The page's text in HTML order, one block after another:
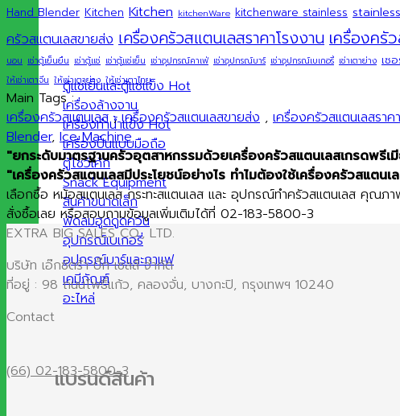
ตู้แช่เย็นและตู้แช่แข็ง
เครื่องล้างจาน
เครื่องทำน้ำแข็ง
เครื่องปั่นแบบมือถือ
ตู้โชว์เค้ก
Snack Equipment
สินค้าขนาดเล็ก
พัดลมฮูดดูดควัน
อุปกรณ์เบเกอรี่
อุปกรณ์บาร์และกาแฟ
เคมีภัณฑ์
อะไหล่
แบรนด์สินค้า
Hand Blender Kitchen Kitchen kitchenWare kitchenware stainless
ครัวสแตนเลสขายส่ง เครื่องครัวสแตนเลสราคาโรงงาน เครื่องครั
นอน เช่าตู้เย็นยืน เช่าตู้แช่ เช่าตู้แช่เย็น เช่าอุปกรณ์คาเฟ่ เช่าอุปกรณ์บาร์ เช่าอุปกรณ์เบเกอรี่ เช่าเตาย่าง เซ
ให้เช่าเตาจีน ให้เช่าเตาย่าง ให้เช่าเตาไทย
Main Tags :
เครื่องครัวสแตนเลส,เครื่องครัวสแตนเลสขายส่ง , เครื่องครัวสแตนเลสราค
Blender, Ice Machine
"ยกระดับมาตรฐานครัวอุตสาหกรรมด้วยเครื่องครัวสแตนเลสเกรดพรีเ
"เครื่องครัวสแตนเลสมีประโยชน์อย่างไร ทำไมต้องใช้เครื่องครัวสแตน
เลือกซื้อ หม้อสแตนเลส กระทะสแตนเลส และ อุปกรณ์ทำครัวสแตนเลส คุณ
สั่งซื้อเลย หรือสอบถามข้อมูลเพิ่มเติมได้ที่ 02-183-5800-3
EXTRA BIG SALES CO., LTD.
บริษัท เอ๊กซ์ตร้า บิ๊ก เซลส์ จำกัด
ที่อยู่ : 98 ถนนโพธิ์แก้ว, คลองจั่น, บางกะปิ, กรุงเทพฯ 10240
Contact
(66) 02-183-5800-3